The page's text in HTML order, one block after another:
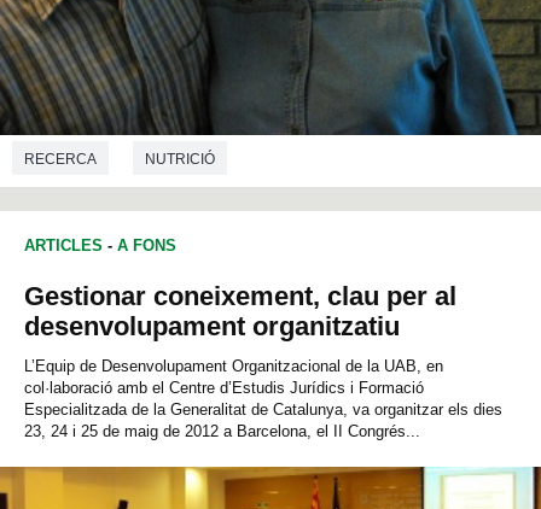
RECERCA NUTRICIÓ
ARTICLES - A FONS
Gestionar coneixement, clau per al
desenvolupament organitzatiu
L’Equip de Desenvolupament Organitzacional de la UAB, en
col·laboració amb el Centre d’Estudis Jurídics i Formació
Especialitzada de la Generalitat de Catalunya, va organitzar els dies
23, 24 i 25 de maig de 2012 a Barcelona, el II Congrés...